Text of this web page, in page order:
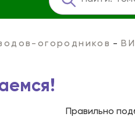
огородников
Правильно